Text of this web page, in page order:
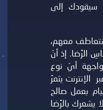
سيقودك إلى
معهم،
الرِّضا. إذ أنّ
أيّ نوع
الإنترنت يثمرُ
بعمل صالح
يشعرك بالرِّضا